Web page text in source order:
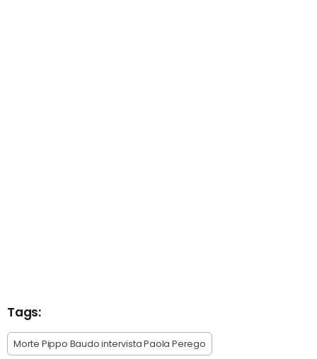
Tags:
Morte Pippo Baudo intervista Paola Perego